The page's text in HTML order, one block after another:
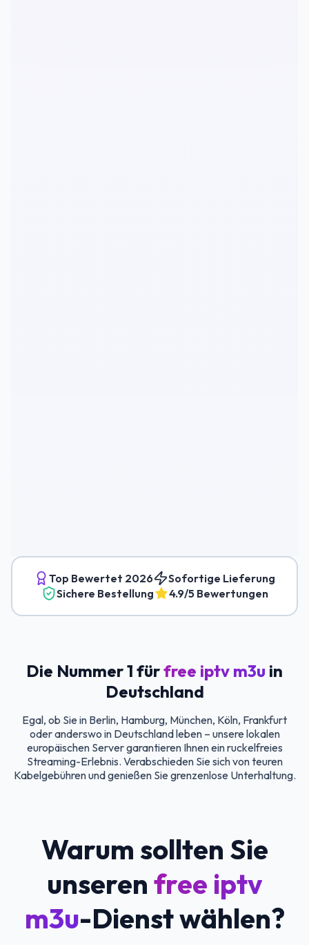
Top Bewertet 2026
Sofortige Lieferung
Sichere Bestellung
4.9/5 Bewertungen
Die Nummer 1 fürfree iptv m3u in
Deutschland
Egal, ob Sie in Berlin, Hamburg, München, Köln, Frankfurt
oder anderswo in Deutschland leben – unsere lokalen
europäischen Server garantieren Ihnen ein ruckelfreies
Streaming-Erlebnis. Verabschieden Sie sich von teuren
Kabelgebühren und genießen Sie grenzenlose Unterhaltung.
Warum sollten Sie
unseren free iptv
m3u-Dienst wählen?